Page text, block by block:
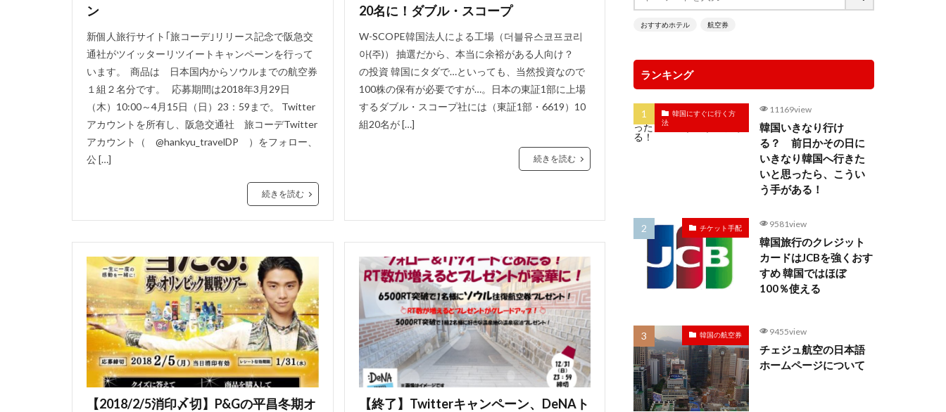
ン
新個人旅行サイト｢旅コーデ｣リリース記念で阪急交
通社がツイッターリツイートキャンペーンを行って
います。 商品は 日本国内からソウルまでの航空券
１組２名分です。 応募期間は2018年3月29日
（木）10:00～4月15日（日）23：59まで。 Twitter
アカウントを所有し、阪急交通社 旅コーデTwitter
アカウント（ @hankyu_travelDP ）をフォロー、
公 […]
続きを読む
20名に！ダブル・スコープ
W-SCOPE韓国法人による工場（더블유스코프코리
아(주)） 抽選だから、本当に余裕がある人向け？
の投資 韓国にタダで…といっても、当然投資なので
100株の保有が必要ですが…。日本の東証1部に上場
するダブル・スコープ社には（東証1部・6619）10
組20名が […]
続きを読む
【2018/2/5消印〆切】P&Gの平昌冬期オ
【終了】Twitterキャンペーン、DeNAト
おすすめホテル 航空券
ランキング
韓国にすぐに行く方
法
11169view
韓国いきなり行け
る？ 前日かその日に
いきなり韓国へ行きた
いと思ったら、こうい
う手がある！
チケット手配 9581view
韓国旅行のクレジット
カードはJCBを強くおす
すめ 韓国ではほぼ
100％使える
韓国の航空券 9455view
チェジュ航空の日本語
ホームページについて